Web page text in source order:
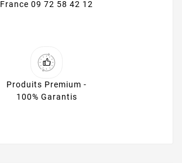
France 09 72 58 42 12
Produits Premium -
100% Garantis